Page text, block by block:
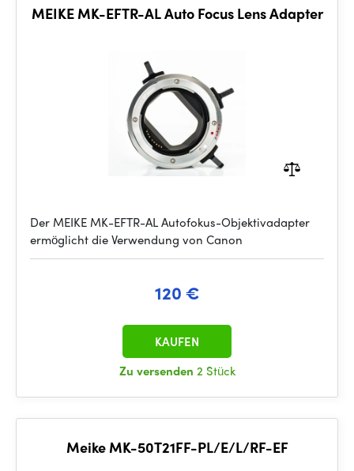
MEIKE MK-EFTR-AL Auto Focus Lens Adapter
Der MEIKE MK-EFTR-AL Autofokus-Objektivadapter
ermöglicht die Verwendung von Canon
120 €
Zu versenden 2 Stück
KAUFEN
Meike MK-50T21FF-PL/E/L/RF-EF